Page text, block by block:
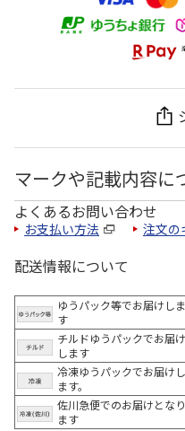
マークや記載内容に
よくあるお問い合わせ
お支払い方法 注文の
配送情報について
ゆうパック等でお届けしま
す
チルドゆうパックでお届け
します
冷凍ゆうパックでお届けし
ます。
佐川急便でのお届けとなり
ます